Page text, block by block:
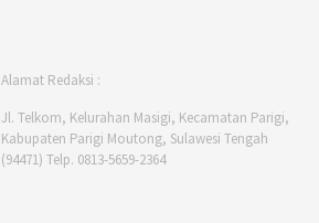
Alamat Redaksi :
Jl. Telkom, Kelurahan Masigi, Kecamatan Parigi,
Kabupaten Parigi Moutong, Sulawesi Tengah
(94471) Telp. 0813-5659-2364